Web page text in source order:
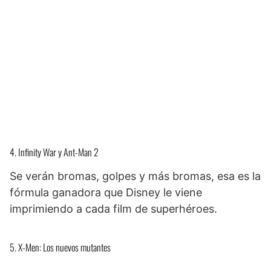
4. Infinity War y Ant-Man 2
Se verán bromas, golpes y más bromas, esa es la
fórmula ganadora que Disney le viene
imprimiendo a cada film de superhéroes.
5. X-Men: Los nuevos mutantes